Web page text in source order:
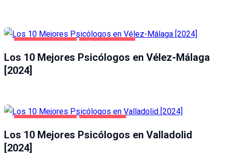
Los 10 Mejores Psicólogos en Vélez-Málaga
[2024]
Los 10 Mejores Psicólogos en Valladolid
[2024]